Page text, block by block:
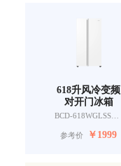
618升风冷变频
对开门冰箱
BCD-618WGLSSEDW9
参考价 ￥1999